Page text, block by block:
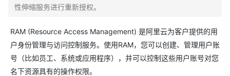
性伸缩服务进行重新授权。
RAM (Resource Access Management) 是阿里云为客户提供的用
户身份管理与访问控制服务。使用RAM，您可以创建、管理用户账
号（比如员工、系统或应用程序），并可以控制这些用户账号对您
名下资源具有的操作权限。